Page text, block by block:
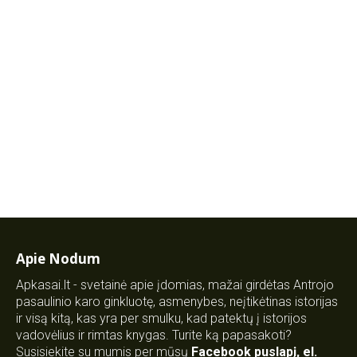
Apie Nodum
Apkasai.lt - svetainė apie įdomias, mažai girdėtas Antrojo
pasaulinio karo ginkluotę, asmenybes, neįtikėtinas istorijas
ir visą kitą, kas yra per smulku, kad patektų į istorijos
vadovėlius ir rimtas knygas. Turite ką papasakoti?
Susisiekite su mumis per mūsų Facebook puslapį, el.